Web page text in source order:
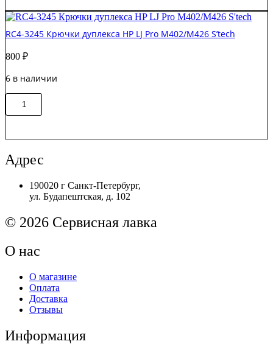
000CN
Подача
бумаги
печати
MFP
Original
RC4-3245 Крючки дуплекса HP LJ Pro M402/M426 S’tech
800 ₽
6 в наличии
Количество
товара
Крючки
дуплекса
HP
M402/M426
Адрес
190020 г Санкт-Петербург,
ул. Будапештская, д. 102
© 2026 Сервисная лавка
О нас
О магазине
Оплата
Доставка
Отзывы
Информация